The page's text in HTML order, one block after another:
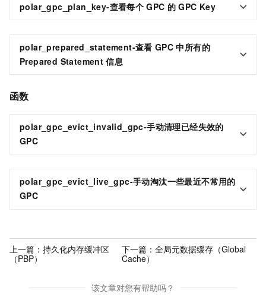
polar_gpc_plan_key-查看每个 GPC 的 GPC Key
polar_prepared_statement-查看 GPC 中所有的
Prepared Statement 信息
函数
polar_gpc_evict_invalid_gpc-手动清理已经失效的
GPC
polar_gpc_evict_live_gpc-手动淘汰一些最近不常用的
GPC
上一篇： 持久化内存缓冲区
（PBP）
下一篇： 全局元数据缓存（Global
Cache）
该文章对您有帮助吗？